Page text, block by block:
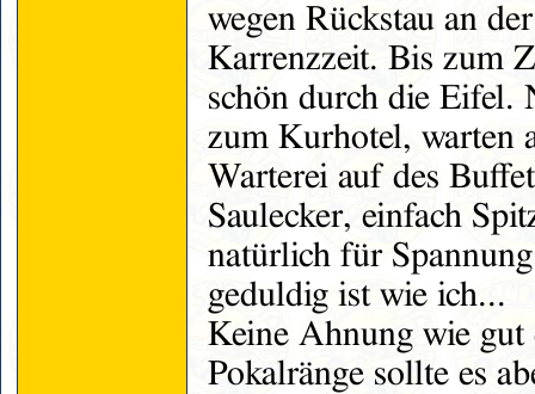
wegen Rückstau an
Karrenzzeit. Bis zum
schön durch die Eifel.
zum Kurhotel, warten
Warterei auf des
Saulecker, einfach
natürlich für
geduldig ist wie ich...
Keine Ahnung wie gut
Pokalränge sollte es